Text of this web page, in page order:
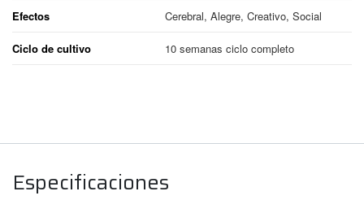
Efectos Cerebral, Alegre, Creativo, Social
Ciclo de cultivo 10 semanas ciclo completo
Especificaciones